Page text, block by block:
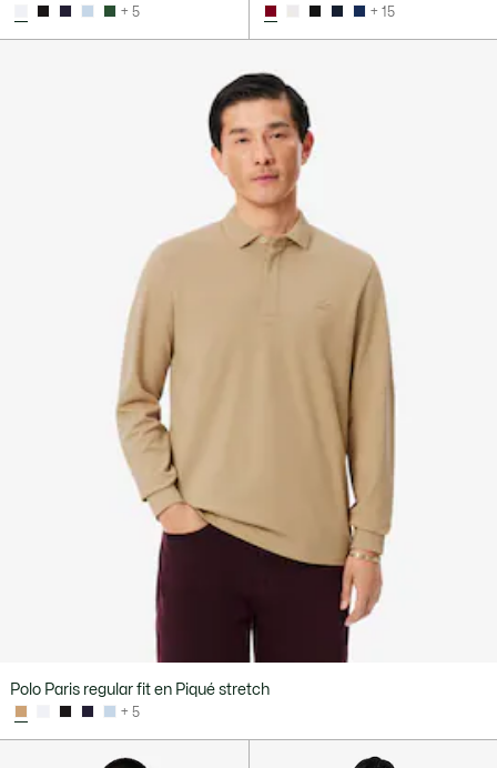
+ 5 + 15
Polo Paris regular fit en Piqué stretch
+ 5